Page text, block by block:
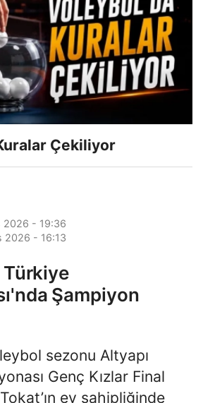
Çekiliyor
2026 - 19:36
2026 - 16:13
Türkiye
Şampiyon
sezonu Altyapı
Genç Kızlar Final
ev sahipliğinde